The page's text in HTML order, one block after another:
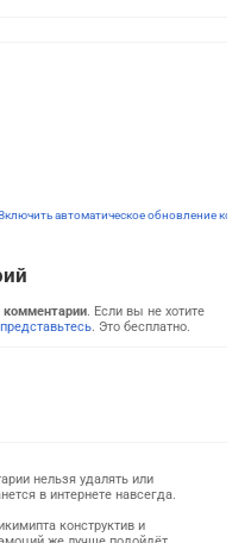
автоматическое обновление
комментарии . Если вы не хотите
представьтесь . Это бесплатно.
нельзя удалять или
в интернете навсегда.
конструктив и